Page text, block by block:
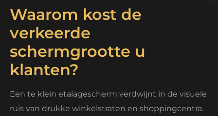
Waarom kost de
verkeerde
schermgrootte u
klanten?
Een te klein etalagescherm verdwijnt in de visuele
ruis van drukke winkelstraten en shoppingcentra.